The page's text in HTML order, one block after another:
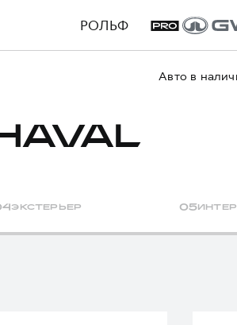
РОЛЬФ
Авто в
4 ЭКСТЕРЬЕР 05